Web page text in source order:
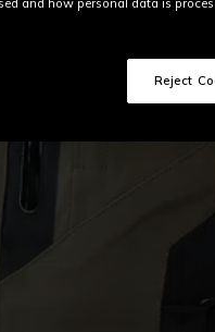
and how personal data is
Reject